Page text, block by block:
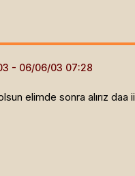
elimde sonra alırız daa ii